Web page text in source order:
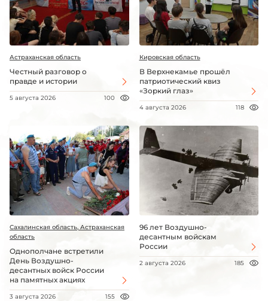
Астраханская область
Честный разговор о
правде и истории
5 августа 2026 100
Кировская область
В Верхнекамье прошёл
патриотический квиз
«Зоркий глаз»
4 августа 2026 118
Сахалинская область, Астраханская
область
Однополчане встретили
День Воздушно-
десантных войск России
на памятных акциях
3 августа 2026 155
96 лет Воздушно-
десантным войскам
России
2 августа 2026 185